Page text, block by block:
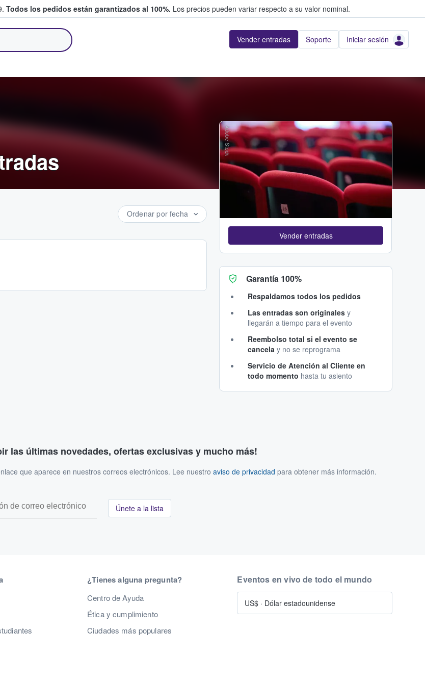
Todos los pedidos están garantizados al 100%. Los precios pueden variar respecto a su valor nominal.
fans Vender entradas Soporte Iniciar sesión
Ordenar por fecha
Adobe Stock
Vender entradas
Garantía 100%
Respaldamos todos los pedidos
Las entradas son originales y
llegarán a tiempo para el evento
Reembolso total si el evento se
cancela y no se reprograma
Servicio de Atención al Cliente en
todo momento hasta tu asiento
las últimas novedades, ofertas exclusivas y mucho más!
que aparece en nuestros correos electrónicos. Lee nuestro aviso de privacidad para obtener más información.
Únete a la lista
¿Tienes alguna pregunta?
Centro de Ayuda
Ética y cumplimiento
Ciudades más populares
Eventos en vivo de todo el mundo
US$ · Dólar estadounidense